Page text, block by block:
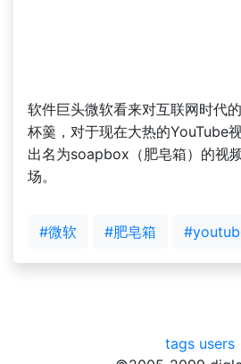
软件巨头微软看来对互联网时代
杯羹，对于现在大热的YouTube
出名为soapbox（肥皂箱）的视
场。
#微软 #肥皂箱
tags users